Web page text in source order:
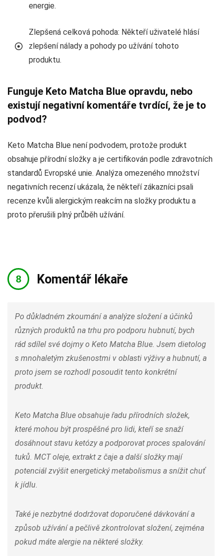
energie.
Zlepšená celková pohoda: Někteří uživatelé hlásí
zlepšení nálady a pohody po užívání tohoto
produktu.
Funguje Keto Matcha Blue opravdu, nebo
existují negativní komentáře tvrdící, že je to
podvod?
Keto Matcha Blue není podvodem, protože produkt
obsahuje přírodní složky a je certifikován podle zdravotních
standardů Evropské unie. Analýza omezeného množství
negativních recenzí ukázala, že někteří zákazníci psali
recenze kvůli alergickým reakcím na složky produktu a
proto přerušili plný průběh užívání.
Komentář lékaře
Po důkladném zkoumání a analýze složení a účinků
různých produktů na trhu pro podporu hubnutí, bych
rád sdílel své dojmy o Keto Matcha Blue. Jsem dietolog
s mnohaletým zkušenostmi v oblasti výživy a hubnutí, a
proto jsem se rozhodl posoudit tento konkrétní
produkt.
Keto Matcha Blue obsahuje řadu přírodních složek,
které mohou být prospěšné pro lidi, kteří se snaží
dosáhnout stavu ketózy a podporovat proces spalování
tuků. MCT oleje, extrakt z čaje a další složky mají
potenciál zvýšit energetický metabolismus a snížit chuť
k jídlu.
Také je nezbytné dodržovat doporučené dávkování a
způsob užívání a pečlivě zkontrolovat složení, zejména
pokud máte alergie na některé složky.